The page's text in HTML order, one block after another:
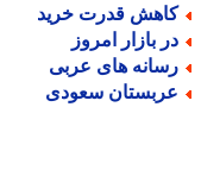
قدرت خرید
بازار امروز
های عربی
سعودی